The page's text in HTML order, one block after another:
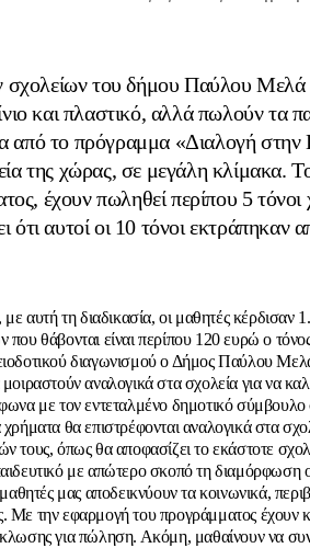
σχολείων του δήμου Παύλου Μελά
και πλαστικό, αλλά πωλούν τα
από το πρόγραμμα «Διαλογή
της χώρας, σε μεγάλη κλίμακα.
έχουν πωληθεί περίπου 5 τόνοι
ότι αυτοί οι 10 τόνοι
αυτή τη διαδικασία, οι μαθητές κέρδισαν
που θάβονται είναι περίπου 120 ευρώ ο
διαγωνισμού ο Δήμος Παύλου
αναλογικά στα σχολεία για να
με τον εντεταλμένο δημοτικό
θα επιστρέφονται αναλογικά στα
τους, όπως θα αποφασίζει το εκάστοτε
με απώτερο σκοπό τη διαμόρφωση
μας αποδεικνύουν τα κοινωνικά,
Με την εφαρμογή του προγράμματος έχουν
για πώληση. Ακόμη, μαθαίνουν να